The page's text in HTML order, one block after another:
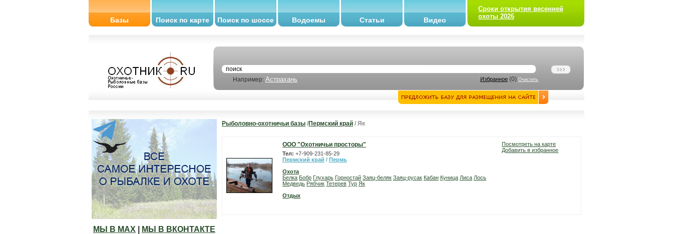
Базы Поиск по карте Поиск по шоссе Водоемы Статьи Видео
Сроки открытия весенней
охоты 2026
Например: Астрахань Избранное (0) Очистить
МЫ В МАХ МЫ В ВКОНТАКТЕ
Рыболовно-охотничьи базы /Пермский край / Як
ООО "Охотничьи просторы"
Тел: +7-909-231-85-29
Пермский край / Пермь
Охота
Белка Бобр Глухарь Горностай Заяц-беляк Заяц-русак Кабан Куница Лиса Лось
Медведь Рябчик Тетерев Тур Як
Отдых
Посмотреть на карте
Добавить в избранное